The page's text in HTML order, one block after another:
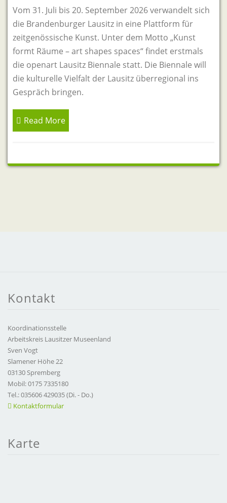
Vom 31. Juli bis 20. September 2026 verwandelt sich
die Brandenburger Lausitz in eine Plattform für
zeitgenössische Kunst. Unter dem Motto „Kunst
formt Räume – art shapes spaces“ findet erstmals
die openart Lausitz Biennale statt. Die Biennale will
die kulturelle Vielfalt der Lausitz überregional ins
Gespräch bringen.
Read More
Kontakt
Koordinationsstelle
Arbeitskreis Lausitzer Museenland
Sven Vogt
Slamener Höhe 22
03130 Spremberg
Mobil: 0175 7335180
Tel.: 035606 429035 (Di. - Do.)
Kontaktformular
Karte